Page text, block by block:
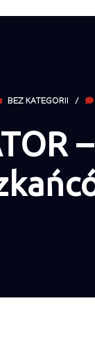
BEZ KATEGORII /